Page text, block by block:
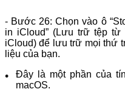
- Bước 26: Chọn vào ô
in iCloud” (Lưu trữ tệp
iCloud) để lưu trữ mọi thứ
liệu của bạn.
Đây là một phần của
macOS.